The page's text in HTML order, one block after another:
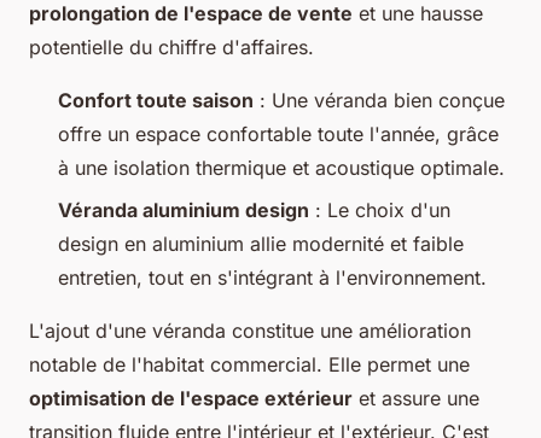
prolongation de l'espace de vente et une hausse
potentielle du chiffre d'affaires.
Confort toute saison : Une véranda bien conçue
offre un espace confortable toute l'année, grâce
à une isolation thermique et acoustique optimale.
Véranda aluminium design : Le choix d'un
design en aluminium allie modernité et faible
entretien, tout en s'intégrant à l'environnement.
L'ajout d'une véranda constitue une amélioration
notable de l'habitat commercial. Elle permet une
optimisation de l'espace extérieur et assure une
transition fluide entre l'intérieur et l'extérieur. C'est